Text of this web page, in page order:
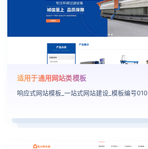
适用于通用网站类模板
响应式网站模板_一站式网站建设_模板编号010